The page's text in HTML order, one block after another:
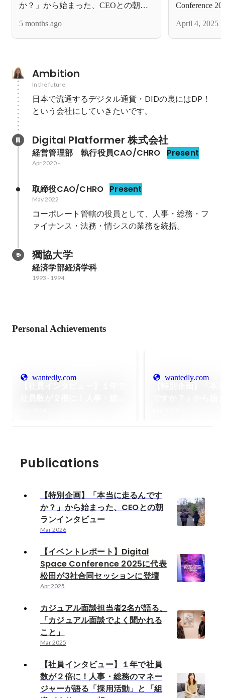
か？」から始まった、CEOとの朝ラ
5 months ago
Conference
April 4, 2025
Ambition
In the future
日本で流通するデジタル通貨・DIDの裏にはDP！
という会社にしていきたいです。
Digital Platformer 株式会社
経営管理部　執行役員CAO/CHRO Present
Apr 2020-
取締役CAO/CHRO Present
May 2022
コーポレート管轄の役員として、人事・総務・フ
ァイナンス・法務・情シスの業務を統括。
獨協大学
経済学部経済学科
1993 - 1994
Personal Achievements
wantedly.com wantedly.com
Publications
【特別企画】「本当に走るんです
か？」から始まった、CEOとの朝
ランインタビュー
Mar 2026
【イベントレポート】Digital
Space Conference 2025に代表
松田が3社合同セッションに登壇
Apr 2025
カジュアル面談担当者2名が語る、
「カジュアル面談でよく聞かれる
こと」
Mar 2025
【社員インタビュー】１年で社員
数が２倍に！人事・総務のマネー
ジャーが語る「採用活動」と「組